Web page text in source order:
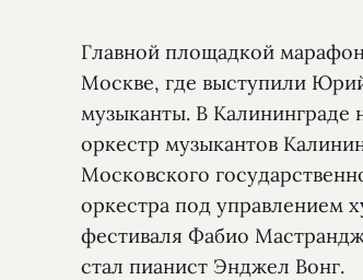
Главной площадкой
Москве, где выступили
музыканты. В Калининграде
оркестр музыкантов
Московского
оркестра под управлением
фестиваля Фабио
стал пианист Энджел Вонг.